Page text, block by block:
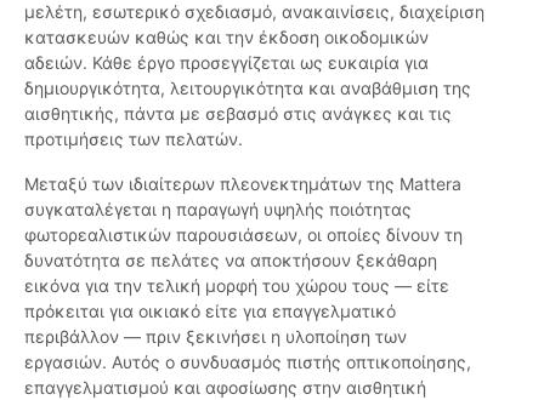
μελέτη, εσωτερικό σχεδιασμό, ανακαινίσεις, διαχείριση
κατασκευών καθώς και την έκδοση οικοδομικών
αδειών. Κάθε έργο προσεγγίζεται ως ευκαιρία για
δημιουργικότητα, λειτουργικότητα και αναβάθμιση της
αισθητικής, πάντα με σεβασμό στις ανάγκες και τις
προτιμήσεις των πελατών.
Μεταξύ των ιδιαίτερων πλεονεκτημάτων της Mattera
συγκαταλέγεται η παραγωγή υψηλής ποιότητας
φωτορεαλιστικών παρουσιάσεων, οι οποίες δίνουν τη
δυνατότητα σε πελάτες να αποκτήσουν ξεκάθαρη
εικόνα για την τελική μορφή του χώρου τους — είτε
πρόκειται για οικιακό είτε για επαγγελματικό
περιβάλλον — πριν ξεκινήσει η υλοποίηση των
εργασιών. Αυτός ο συνδυασμός πιστής οπτικοποίησης,
επαγγελματισμού και αφοσίωσης στην αισθητική